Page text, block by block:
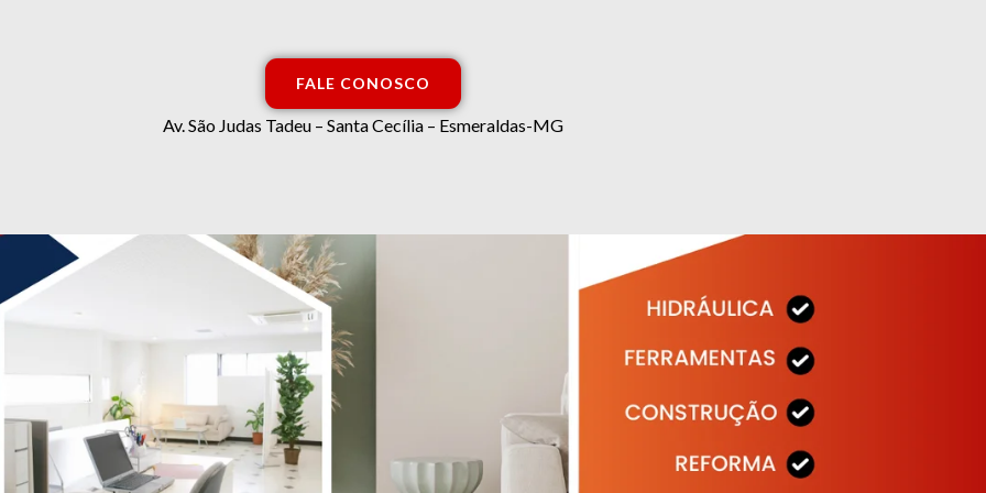
FALE CONOSCO
Av. São Judas Tadeu – Santa Cecília – Esmeraldas-MG